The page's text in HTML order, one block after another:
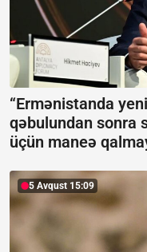
“Ermənistanda
qəbulundan sonra
üçün maneə
5 Avqust 15:09